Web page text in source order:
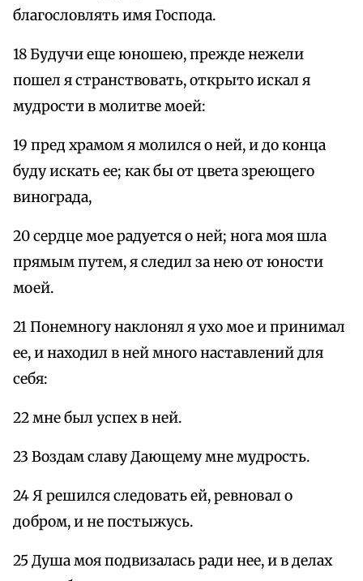
благословлять имя Господа.
18 Будучи еще юношею, прежде нежели
пошел я странствовать, открыто искал я
мудрости в молитве моей:
19 пред храмом я молился о ней, и до конца
буду искать ее; как бы от цвета зреющего
винограда,
20 сердце мое радуется о ней; нога моя шла
прямым путем, я следил за нею от юности
моей.
21 Понемногу наклонял я ухо мое и принимал
ее, и находил в ней много наставлений для
себя:
22 мне был успех в ней.
23 Воздам славу Дающему мне мудрость.
24 Я решился следовать ей, ревновал о
добром, и не постыжусь.
25 Душа моя подвизалась ради нее, и в делах